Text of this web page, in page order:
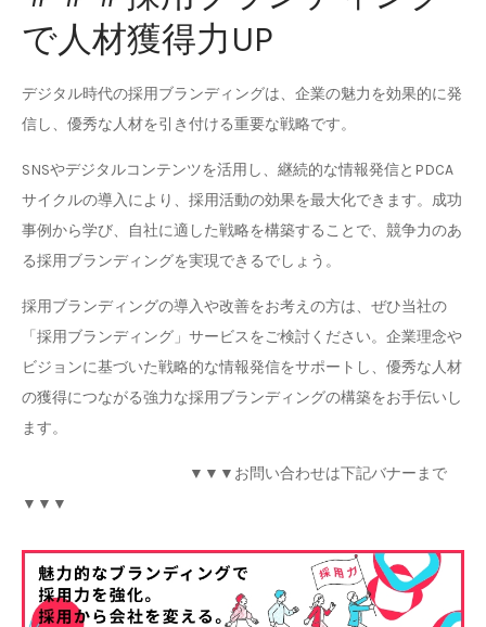
で人材獲得力UP
デジタル時代の採用ブランディングは、企業の魅力を効果的に発
信し、優秀な人材を引き付ける重要な戦略です。
SNSやデジタルコンテンツを活用し、継続的な情報発信とPDCA
サイクルの導入により、採用活動の効果を最大化できます。成功
事例から学び、自社に適した戦略を構築することで、競争力のあ
る採用ブランディングを実現できるでしょう。
採用ブランディングの導入や改善をお考えの方は、ぜひ当社の
「採用ブランディング」サービスをご検討ください。企業理念や
ビジョンに基づいた戦略的な情報発信をサポートし、優秀な人材
の獲得につながる強力な採用ブランディングの構築をお手伝いし
ます。
▼▼▼お問い合わせは下記バナーまで
▼▼▼